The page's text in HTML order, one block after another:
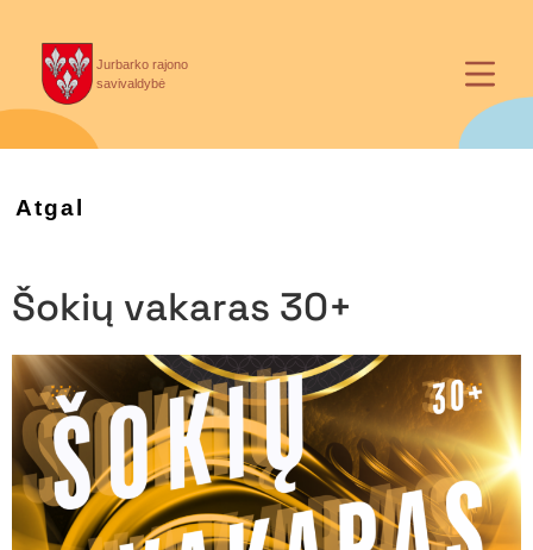
Jurbarko rajono
savivaldybė
Atgal
Šokių vakaras 30+